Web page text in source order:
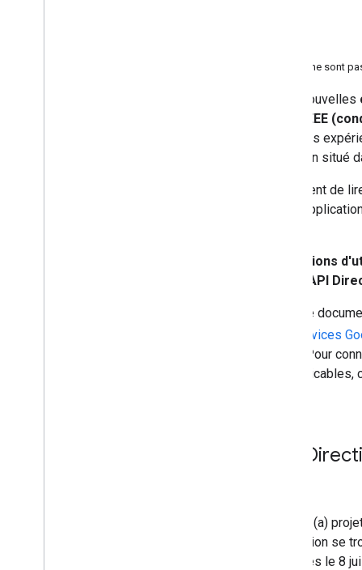
Que faire si j'ai d'autres questions qui ne sont
, les nouvelles
Maps Platform spécifiques à l'EEE
vous créez des applications et des
associé à un compte de facturation situé
Nous vous recommandons vivement de
peuvent avoir un impact sur vos
modifications
ancienne API
Les informations décrites dans ce
régissant votre utilisation des services
peuvent changer au fil du temps. Pour
contraignantes qui vous sont
Ajustements de l'API
Ces ajustements s'appliquent aux (a)
compte dont l'adresse de facturation se
après le 8